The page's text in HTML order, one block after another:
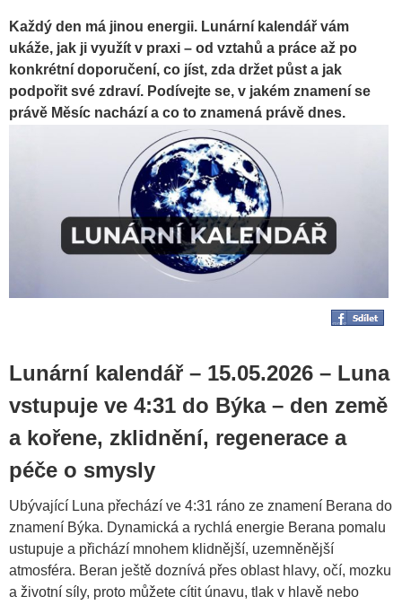
Každý den má jinou energii. Lunární kalendář vám
ukáže, jak ji využít v praxi – od vztahů a práce až po
konkrétní doporučení, co jíst, zda držet půst a jak
podpořit své zdraví. Podívejte se, v jakém znamení se
právě Měsíc nachází a co to znamená právě dnes.
Lunární kalendář – 15.05.2026 – Luna
vstupuje ve 4:31 do Býka – den země
a kořene, zklidnění, regenerace a
péče o smysly
Ubývající Luna přechází ve 4:31 ráno ze znamení Berana do
znamení Býka. Dynamická a rychlá energie Berana pomalu
ustupuje a přichází mnohem klidnější, uzemněnější
atmosféra. Beran ještě doznívá přes oblast hlavy, očí, mozku
a životní síly, proto můžete cítit únavu, tlak v hlavě nebo